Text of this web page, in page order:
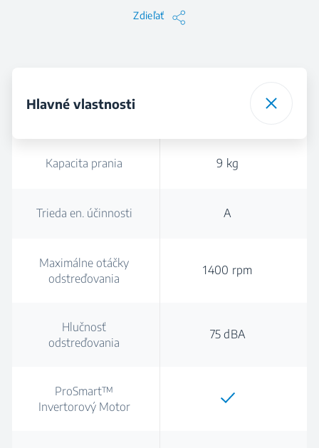
Zdieľať
Hlavné vlastnosti
Kapacita prania 9 kg
Trieda en. účinnosti A
Maximálne otáčky
odstreďovania
1400 rpm
Hlučnosť
odstreďovania
75 dBA
ProSmart™
Invertorový Motor